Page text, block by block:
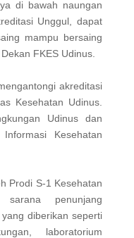
di bawah naungan
Unggul, dapat
mampu bersaing
FKES Udinus.
akreditasi
Kesehatan Udinus.
Udinus dan
Kesehatan
Prodi S-1 Kesehatan
sarana penunjang
diberikan seperti
laboratorium